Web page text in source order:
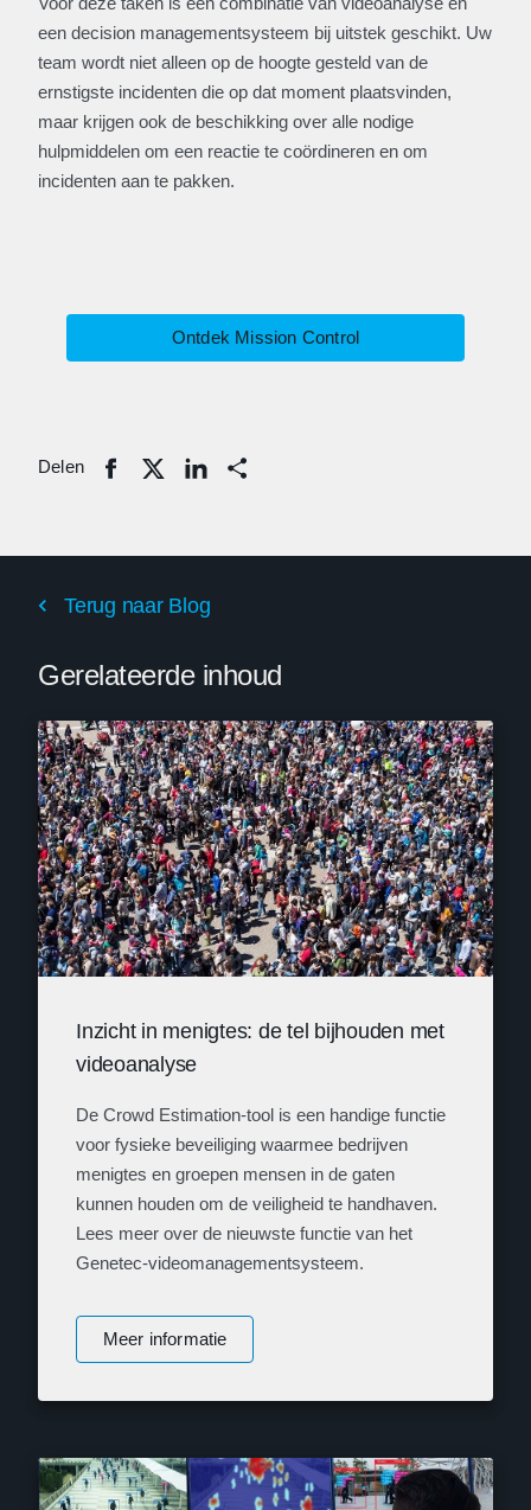
een decision managementsysteem bij uitstek geschikt. Uw
team wordt niet alleen op de hoogte gesteld van de
ernstigste incidenten die op dat moment plaatsvinden,
maar krijgen ook de beschikking over alle nodige
hulpmiddelen om een reactie te coördineren en om
incidenten aan te pakken.
Ontdek Mission Control
Delen Share
Terug naar Blog
Gerelateerde inhoud
Inzicht in menigtes: de tel bijhouden met
videoanalyse
De Crowd Estimation-tool is een handige functie
voor fysieke beveiliging waarmee bedrijven
menigtes en groepen mensen in de gaten
kunnen houden om de veiligheid te handhaven.
Lees meer over de nieuwste functie van het
Genetec-videomanagementsysteem.
Meer informatie